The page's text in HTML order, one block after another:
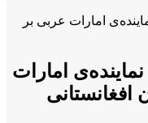
امارات عربی بر
امارات
افغانستانی